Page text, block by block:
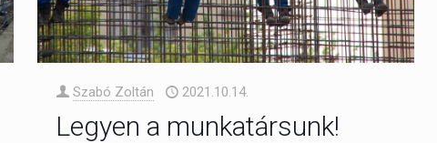
Szabó Zoltán 2021.10.14.
Legyen a munkatársunk!